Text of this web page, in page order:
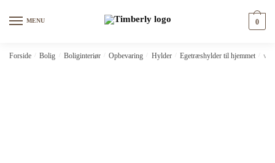
MENU 0
Forside Bolig Boliginteriør Opbevaring Hylder Egetræshylder til hjemmet